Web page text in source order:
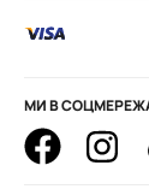
Боді
Штани
Худі та штани
Гольфи водолазка
Вакансії компанії
Оптові
Корпоративні
Як оформити
МИ В